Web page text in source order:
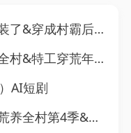
君他不装了（36集）AI短剧
异能护全村（55集）AI短剧
AI短剧
开荒养全村第4季（132集）AI短剧